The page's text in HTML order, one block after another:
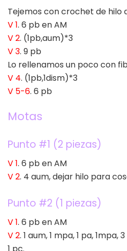
Tejemos con crochet de hilo
V 1. 6 pb en AM
V 2. (1pb,aum)*3
V 3. 9 pb
Lo rellenamos un poco con
V 4. (1pb,1dism)*3
V 5-6. 6 pb
Motas
Punto #1 (2 piezas)
V 1. 6 pb en AM
V 2. 4 aum, dejar hilo para
Punto #2 (1 piezas)
V 1. 6 pb en AM
V 2. 1 aum, 1 mpa, 1 pa, 1mpa,
1 pc.